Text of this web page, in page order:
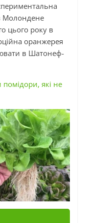
Молондене
цього року в
оранжерея
в Шатонеф-
помідори, які не